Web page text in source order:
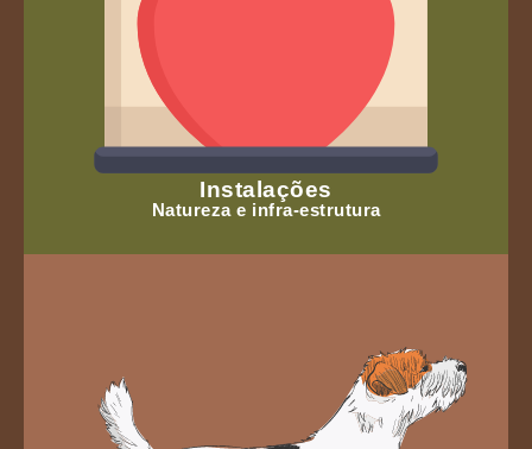
Instalações
Natureza e infra-estrutura